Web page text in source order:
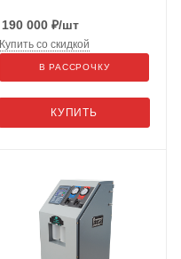
190 000 ₽/шт
КУПИТЬ
Купить со скидкой
В РАССРОЧКУ